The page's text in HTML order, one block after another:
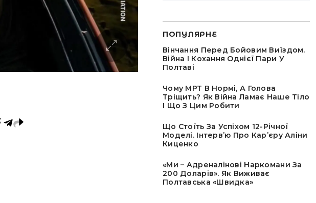
ПОПУЛЯРНЕ
Вінчання Перед Бойовим Виїздом.
Війна І Кохання Однієї Пари У
Полтаві
Чому МРТ В Нормі, А Голова
Тріщить? Як Війна Ламає Наше Тіло
І Що З Цим Робити
Що Стоїть За Успіхом 12-Річної
Моделі. Інтервʼю Про Карʼєру Аліни
Киценко
«Ми – Адреналінові Наркомани За
200 Доларів». Як Виживає
Полтавська «швидка»